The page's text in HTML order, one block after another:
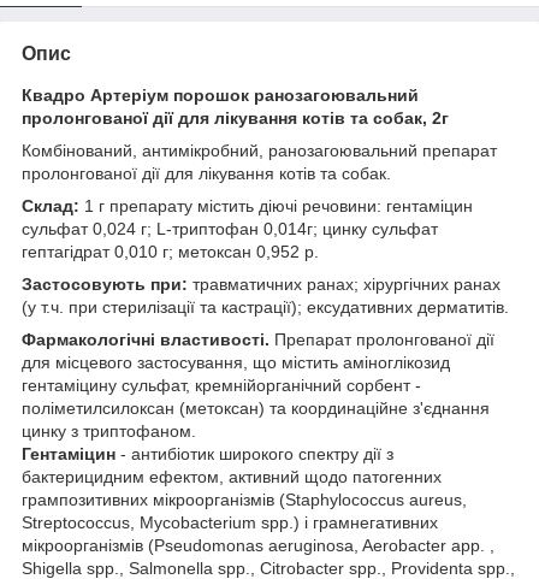
Опис
Квадро Артеріум порошок ранозагоювальний
пролонгованої дії для лікування котів та собак, 2г
Комбінований, антимікробний, ранозагоювальний препарат
пролонгованої дії для лікування котів та собак.
Склад: 1 г препарату містить діючі речовини: гентаміцин
сульфат 0,024 г; L-триптофан 0,014г; цинку сульфат
гептагідрат 0,010 г; метоксан 0,952 р.
Застосовують при: травматичних ранах; хірургічних ранах
(у т.ч. при стерилізації та кастрації); ексудативних дерматитів.
Фармакологічні властивості. Препарат пролонгованої дії
для місцевого застосування, що містить аміноглікозид
гентаміцину сульфат, кремнійорганічний сорбент -
поліметилсилоксан (метоксан) та координаційне з'єднання
цинку з триптофаном.
Гентаміцин - антибіотик широкого спектру дії з
бактерицидним ефектом, активний щодо патогенних
грампозитивних мікроорганізмів (Staphylococcus aureus,
Streptococcus, Mycobacterium spp.) і грамнегативних
мікроорганізмів (Pseudomonas aeruginosa, Aerobacter app. ,
Shigella spp., Salmonella spp., Citrobacter spp., Providenta spp.,